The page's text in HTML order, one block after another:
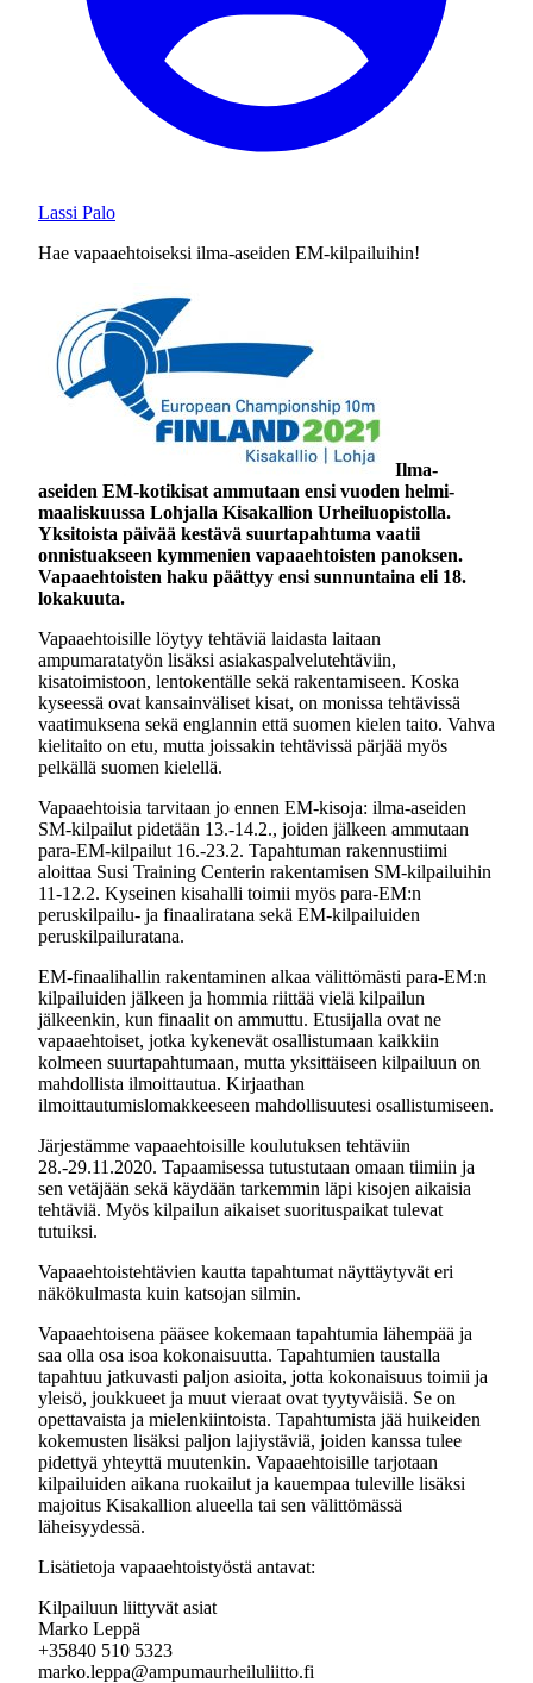
Lassi Palo
Hae vapaaehtoiseksi ilma-aseiden EM-kilpailuihin!
Ilma-
aseiden EM-kotikisat ammutaan ensi vuoden helmi-
maaliskuussa Lohjalla Kisakallion Urheiluopistolla.
Yksitoista päivää kestävä suurtapahtuma vaatii
onnistuakseen kymmenien vapaaehtoisten panoksen.
Vapaaehtoisten haku päättyy ensi sunnuntaina eli 18.
lokakuuta.
Vapaaehtoisille löytyy tehtäviä laidasta laitaan
ampumaratatyön lisäksi asiakaspalvelutehtäviin,
kisatoimistoon, lentokentälle sekä rakentamiseen. Koska
kyseessä ovat kansainväliset kisat, on monissa tehtävissä
vaatimuksena sekä englannin että suomen kielen taito. Vahva
kielitaito on etu, mutta joissakin tehtävissä pärjää myös
pelkällä suomen kielellä.
Vapaaehtoisia tarvitaan jo ennen EM-kisoja: ilma-aseiden
SM-kilpailut pidetään 13.-14.2., joiden jälkeen ammutaan
para-EM-kilpailut 16.-23.2. Tapahtuman rakennustiimi
aloittaa Susi Training Centerin rakentamisen SM-kilpailuihin
11-12.2. Kyseinen kisahalli toimii myös para-EM:n
peruskilpailu- ja finaaliratana sekä EM-kilpailuiden
peruskilpailuratana.
EM-finaalihallin rakentaminen alkaa välittömästi para-EM:n
kilpailuiden jälkeen ja hommia riittää vielä kilpailun
jälkeenkin, kun finaalit on ammuttu. Etusijalla ovat ne
vapaaehtoiset, jotka kykenevät osallistumaan kaikkiin
kolmeen suurtapahtumaan, mutta yksittäiseen kilpailuun on
mahdollista ilmoittautua. Kirjaathan
ilmoittautumislomakkeeseen mahdollisuutesi osallistumiseen.
Järjestämme vapaaehtoisille koulutuksen tehtäviin
28.-29.11.2020. Tapaamisessa tutustutaan omaan tiimiin ja
sen vetäjään sekä käydään tarkemmin läpi kisojen aikaisia
tehtäviä. Myös kilpailun aikaiset suorituspaikat tulevat
tutuiksi.
Vapaaehtoistehtävien kautta tapahtumat näyttäytyvät eri
näkökulmasta kuin katsojan silmin.
Vapaaehtoisena pääsee kokemaan tapahtumia lähempää ja
saa olla osa isoa kokonaisuutta. Tapahtumien taustalla
tapahtuu jatkuvasti paljon asioita, jotta kokonaisuus toimii ja
yleisö, joukkueet ja muut vieraat ovat tyytyväisiä. Se on
opettavaista ja mielenkiintoista. Tapahtumista jää huikeiden
kokemusten lisäksi paljon lajiystäviä, joiden kanssa tulee
pidettyä yhteyttä muutenkin. Vapaaehtoisille tarjotaan
kilpailuiden aikana ruokailut ja kauempaa tuleville lisäksi
majoitus Kisakallion alueella tai sen välittömässä
läheisyydessä.
Lisätietoja vapaaehtoistyöstä antavat:
Kilpailuun liittyvät asiat
Marko Leppä
+35840 510 5323
marko.leppa@ampumaurheiluliitto.fi